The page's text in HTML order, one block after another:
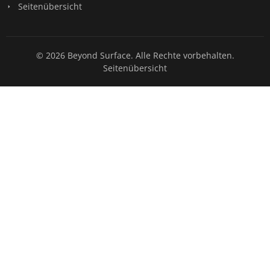
Seitenübersicht
© 2026 Beyond Surface. Alle Rechte vorbehalten.
Seitenübersicht